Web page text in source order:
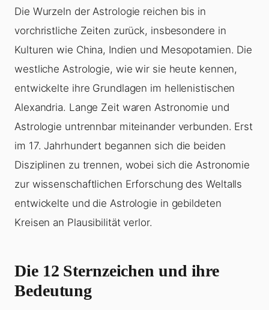
Die Wurzeln der Astrologie reichen bis in
vorchristliche Zeiten zurück, insbesondere in
Kulturen wie China, Indien und Mesopotamien. Die
westliche Astrologie, wie wir sie heute kennen,
entwickelte ihre Grundlagen im hellenistischen
Alexandria. Lange Zeit waren Astronomie und
Astrologie untrennbar miteinander verbunden. Erst
im 17. Jahrhundert begannen sich die beiden
Disziplinen zu trennen, wobei sich die Astronomie
zur wissenschaftlichen Erforschung des Weltalls
entwickelte und die Astrologie in gebildeten
Kreisen an Plausibilität verlor.
Die 12 Sternzeichen und ihre
Bedeutung